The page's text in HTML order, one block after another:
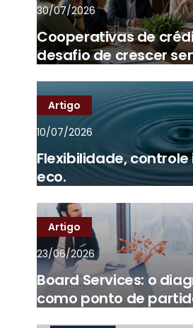
30/07/2026
Cooperativas de
desafio de crescer
Artigo
10/07/2026
Flexibilidade,
eco.
Artigo
23/06/2026
Board Services: o
como ponto de